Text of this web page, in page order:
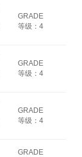
GRADE
等级：4
GRADE
等级：4
GRADE
等级：4
GRADE